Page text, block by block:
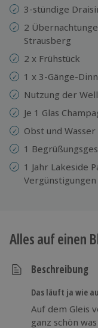
3-stündige
2
Strausberg
2 x Frühstück
1 x 3-Gänge-
Nutzung der
Je 1 Glas
Obst und
1
1 Jahr Lakeside
Alles auf einen
Beschreibung
Das läuft ja wie
Auf dem Gleis
ganz schön